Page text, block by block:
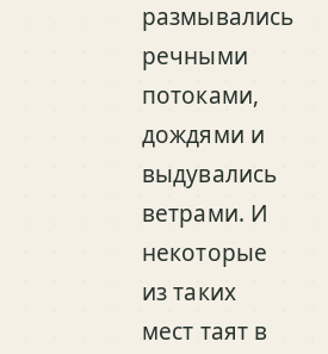
размывались
речными
потоками,
дождями и
выдувались
ветрами. И
некоторые
из таких
мест таят в